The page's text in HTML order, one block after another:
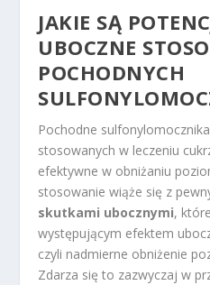
JAKIE SĄ
UBOCZNE
POCHODNYCH
Pochodne
stosowanych w leczeniu
efektywne w obniżaniu
stosowanie wiąże się z
skutkami ubocznymi,
występującym efektem
czyli nadmierne obniżenie
Zdarza się to zazwyczaj w